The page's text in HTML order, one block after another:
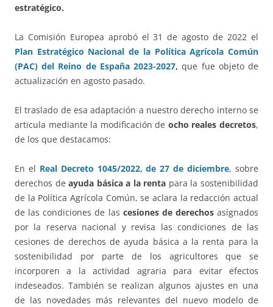
estratégico.
La Comisión Europea aprobó el 31 de agosto de 2022 el
Plan Estratégico Nacional de la Política Agrícola Común
(PAC) del Reino de España 2023-2027, que fue objeto de
actualización en agosto pasado.
El traslado de esa adaptación a nuestro derecho interno se
articula mediante la modificación de ocho reales decretos,
de los que destacamos:
En el Real Decreto 1045/2022, de 27 de diciembre, sobre
derechos deayuda básica a la renta para la sostenibilidad
de la Política Agrícola Común, se aclara la redacción actual
de las condiciones de las cesiones de derechos asignados
por la reserva nacional y revisa las condiciones de las
cesiones de derechos de ayuda básica a la renta para la
sostenibilidad por parte de los agricultores que se
incorporen a la actividad agraria para evitar efectos
indeseados. También se realizan algunos ajustes en una
de las novedades más relevantes del nuevo modelo de